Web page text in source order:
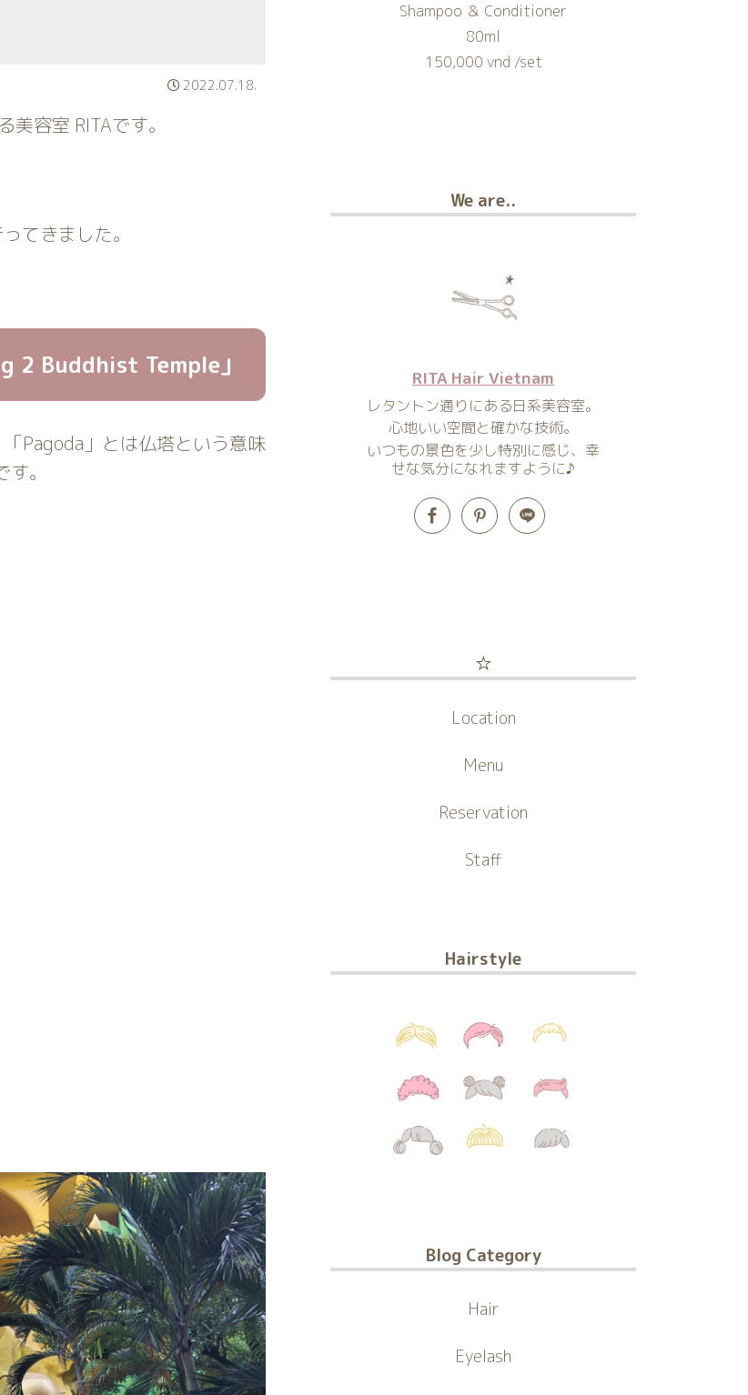
2022.07.18.
容室 RITAです。
てきました。
2 Buddhist Temple」
Pagoda」とは仏塔という意味
。
Shampoo ＆ Conditioner
80ml
150,000 vnd /set
We are..
RITA Hair Vietnam
レタントン通りにある日系美容室。
心地いい空間と確かな技術。
いつもの景色を少し特別に感じ、幸
せな気分になれますように♪
☆
Location
Menu
Reservation
Staff
Hairstyle
Blog Category
Hair
Eyelash